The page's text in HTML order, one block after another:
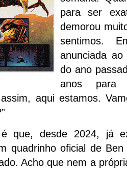
para ser
demorou
sentimos.
anunciada
do ano
anos para
aqui estamos.
que, desde 2024, já
quadrinho oficial de
Acho que nem a